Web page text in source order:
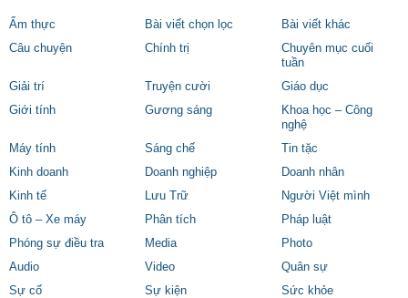
Ẩm thực Bài viết chọn lọc
Bài viết khác
Câu chuyện
Chính trị
Chuyên mục cuối
tuần
Giải trí
Truyện cười
Giáo dục
Giới tính
Gương sáng
Khoa học – Công
nghệ
Máy tính
Sáng chế
Tin tặc
Kinh doanh
Doanh nghiệp
Doanh nhân
Kinh tế
Lưu Trữ
Người Việt mình
Ô tô – Xe máy
Phân tích
Pháp luật
Phóng sự điều tra
Media
Photo
Audio
Video
Quân sự
Sự cố
Sự kiện
Sức khỏe